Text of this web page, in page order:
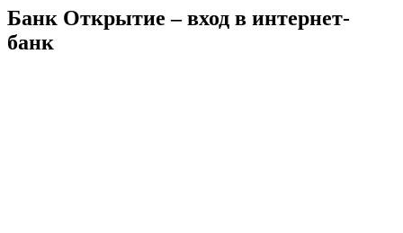
Банк Открытие – вход в интернет-
банк